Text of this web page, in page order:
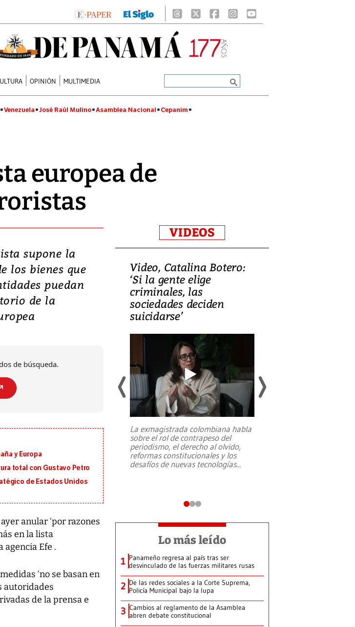
OPINIÓN MULTIMEDIA
Venezuela José Raúl Mulino Asamblea Nacional Cepanim
europea de
supone la
los bienes que
puedan
de la
de búsqueda.
y Europa
total con Gustavo Petro
de Estados Unidos
anular ‘por razones
en la lista
Efe .
‘no se basan en
autoridades
de la prensa e
VIDEOS
Japón: Terremoto
heridos y graves
en Kumamoto
Japón, provocando una
Video, Catalina Botero:
‘Si la gente elige
criminales, las
sociedades deciden
suicidarse’
La exmagistrada colombiana habla
sobre el rol de contrapeso del
periodismo, el derecho al olvido,
reformas constitucionales y los
desafíos de nuevas tecnologías...
Lo más leído
1 Panameño regresa al país tras ser
desvinculado de las fuerzas militares rusas
2 De las redes sociales a la Corte Suprema,
Policía Municipal bajo la lupa
3 Cambios al reglamento de la Asamblea
abren debate constitucional